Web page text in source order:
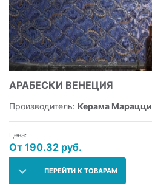
АРАБЕСКИ ВЕНЕЦИЯ
Производитель: Керама Марацци
Цена:
От 190.32 руб.
ПЕРЕЙТИ К ТОВАРАМ